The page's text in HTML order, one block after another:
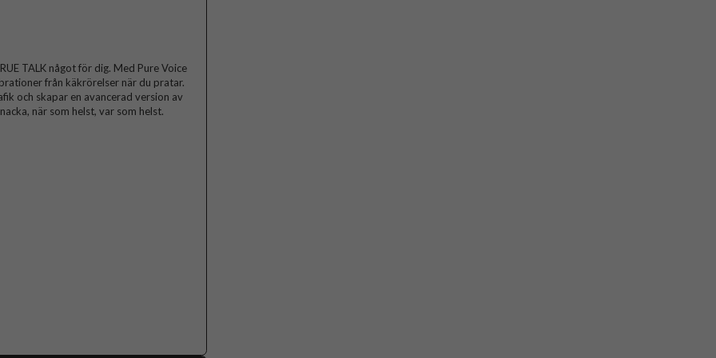
TALK något för dig. Med Pure Voice
från käkrörelser när du pratar.
och skapar en avancerad version av
när som helst, var som helst.